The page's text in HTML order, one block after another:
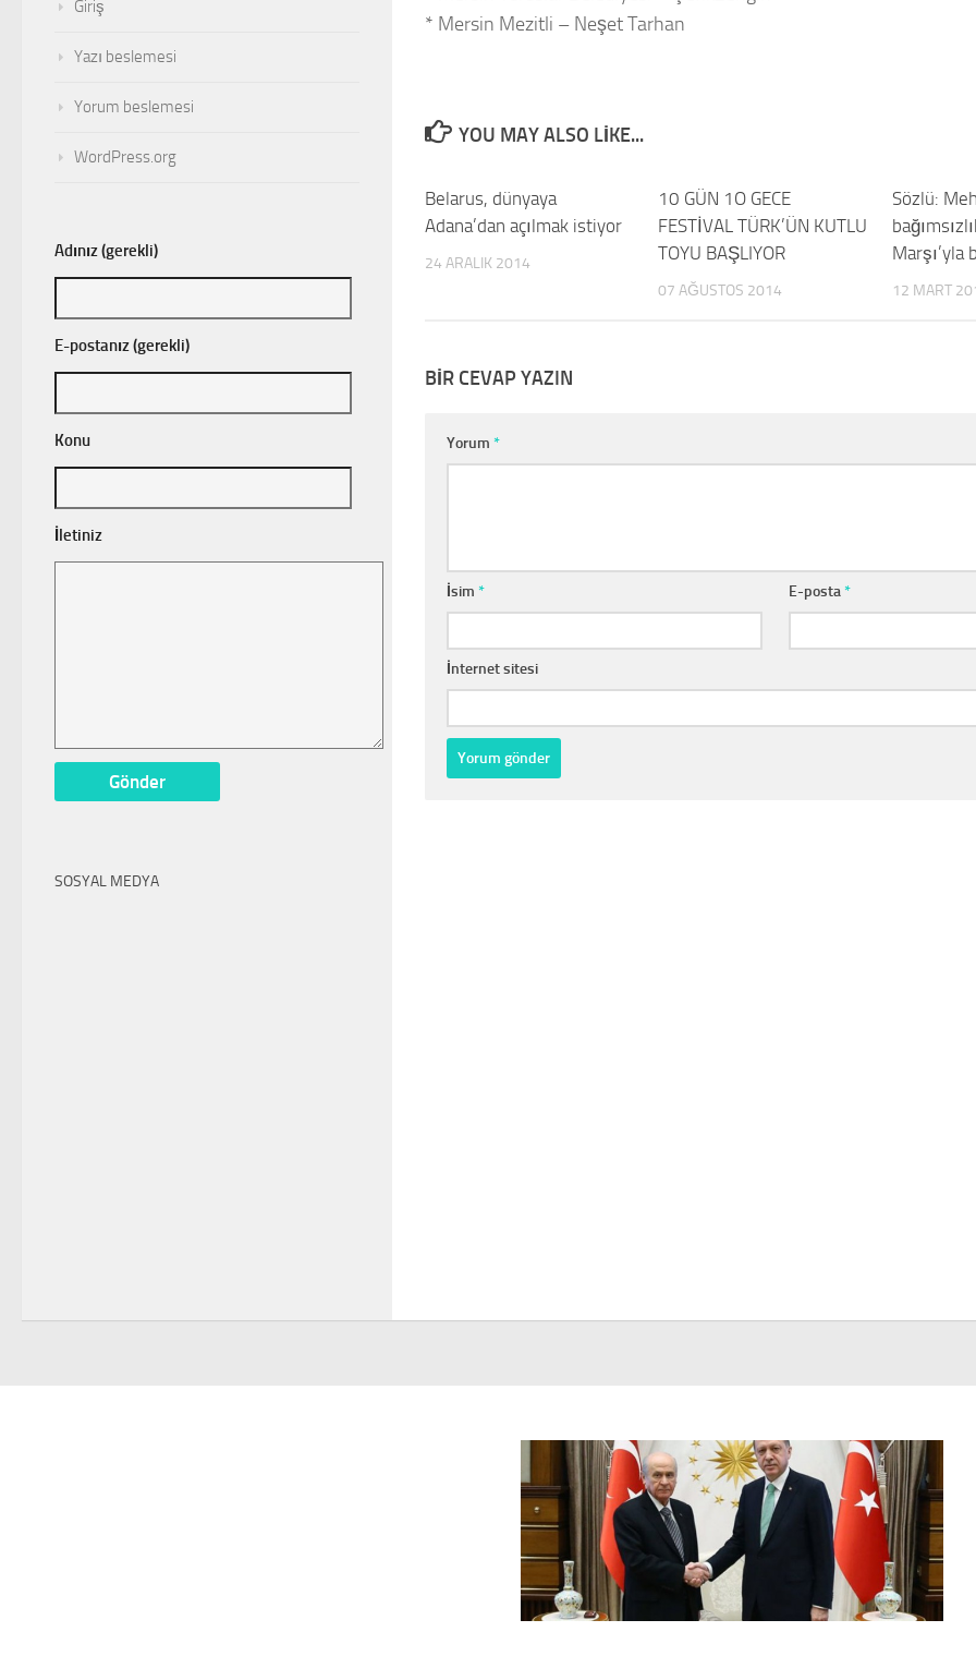
* Mersin Mezitli – Neşet Tarhan
YOU MAY ALSO LIKE...
Belarus, dünyaya
Adana’dan açılmak istiyor
24 ARALIK 2014
10 GÜN 1O GECE
FESTİVAL TÜRK’ÜN KUTLU
TOYU BAŞLIYOR
07 AĞUSTOS 2014
Sözlü:
Marşı’yla
12 MART
BIR CEVAP YAZIN
Yorum *
İsim * E-posta*
İnternet sitesi
Giriş
Yazı beslemesi
Yorum beslemesi
WordPress.org
Adınız (gerekli)
E-postanız (gerekli)
Konu
İletiniz
SOSYAL MEDYA